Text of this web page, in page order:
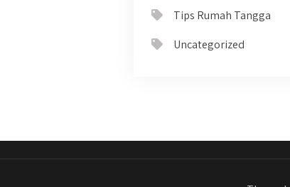
Tips Rumah Tangga
Uncategorized